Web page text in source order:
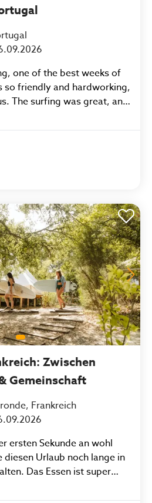
one of the best weeks of
The surfing was great, and
passionate and supportive.
traveling alone, and it
and get to know them
face and some warm
Zwischen
Gemeinschaft
Frankreich
ersten Sekunde an wohl
Urlaub noch lange in
Das Essen ist super
lieb und die Umgebung